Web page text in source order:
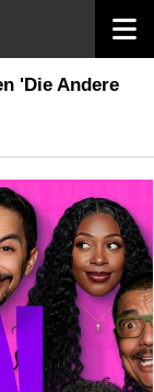
'Die Andere